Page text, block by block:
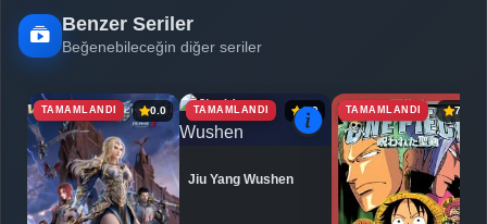
Benzer Seriler
Beğenebileceğin diğer seriler
TAMAMLANDI 0.0 TAMAMLANDI 6.9
Jiu Yang Wushen
TAMAMLANDI 7.1